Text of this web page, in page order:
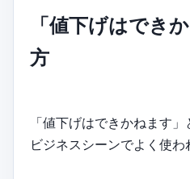
「値下げはでき
方
「値下げはできかねます」
ビジネスシーンでよく使わ